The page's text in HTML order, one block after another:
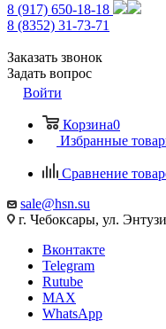
8 (917) 650-18-18
8 (8352) 31-73-71
Заказать звонок
Задать вопрос
Войти
Корзина0
Избранные
Сравнение
sale@hsn.su
г. Чебоксары, ул.
Вконтакте
Telegram
Rutube
MAX
WhatsApp